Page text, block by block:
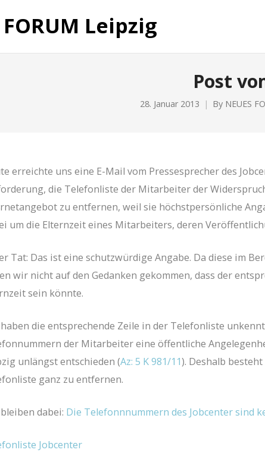
Post
28. Januar 2013 By NEUES
erreichte uns eine E-Mail vom Pressesprecher des
die Telefonliste der Mitarbeiter der
zu entfernen, weil sie höchstpersönliche
um die Elternzeit eines Mitarbeiters, deren
Tat: Das ist eine schutzwürdige Angabe. Da diese im
wir nicht auf den Gedanken gekommen, dass der
sein könnte.
die entsprechende Zeile in der Telefonliste
der Mitarbeiter eine öffentliche
unlängst entschieden (Az: 5 K 981/11). Deshalb
ganz zu entfernen.
dabei: Die Telefonnnummern des Jobcenter sind
Jobcenter